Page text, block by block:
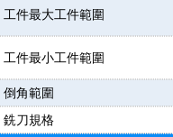
工件最大工件範圍
工件最小工件範圍
倒角範圍
銑刀規格